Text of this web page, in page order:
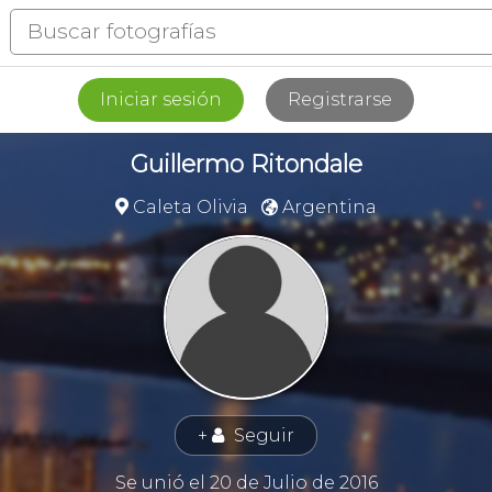
Iniciar sesión Registrarse
Guillermo Ritondale
 Caleta Olivia  Argentina
+ 👤 Seguir
Se unió el 20 de Julio de 2016